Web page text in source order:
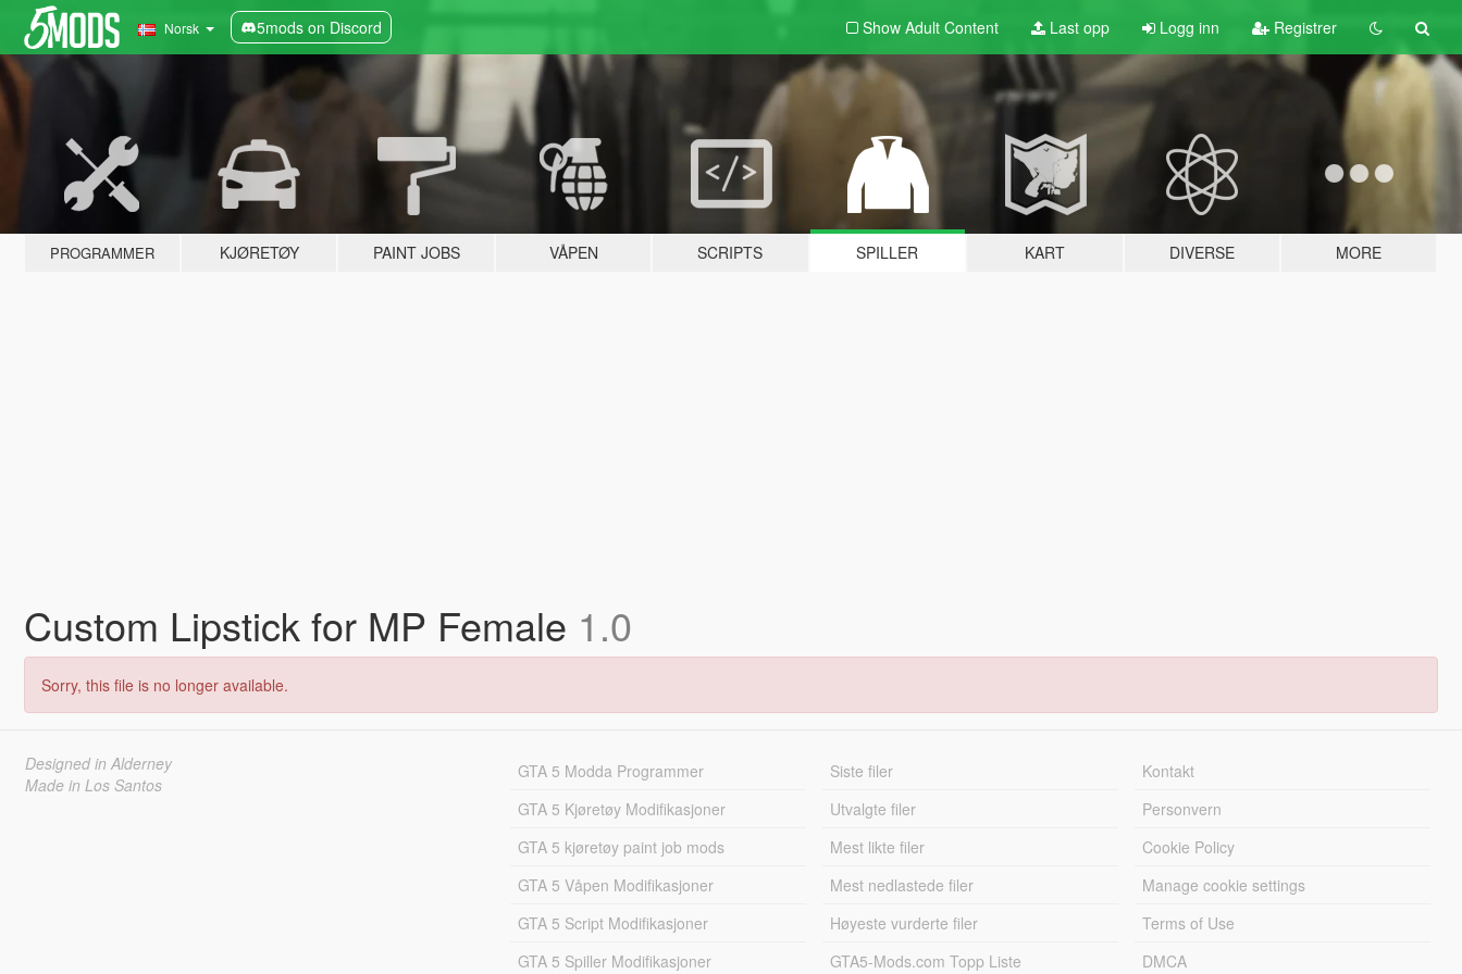
Norsk 5mods on Discord Show Adult Content Last opp Logg inn Registrer
PROGRAMMER KJØRETØY PAINT JOBS VÅPEN SCRIPTS SPILLER KART DIVERSE MORE
Custom Lipstick for MP Female 1.0
Sorry, this file is no longer available.
Designed in Alderney
Made in Los Santos
GTA 5 Modda Programmer
GTA 5 Kjøretøy Modifikasjoner
GTA 5 kjøretøy paint job mods
GTA 5 Våpen Modifikasjoner
GTA 5 Script Modifikasjoner
GTA 5 Spiller Modifikasjoner
Siste filer
Utvalgte filer
Mest likte filer
Mest nedlastede filer
Høyeste vurderte filer
GTA5-Mods.com Topp Liste
Kontakt
Personvern
Cookie Policy
Manage cookie settings
Terms of Use
DMCA